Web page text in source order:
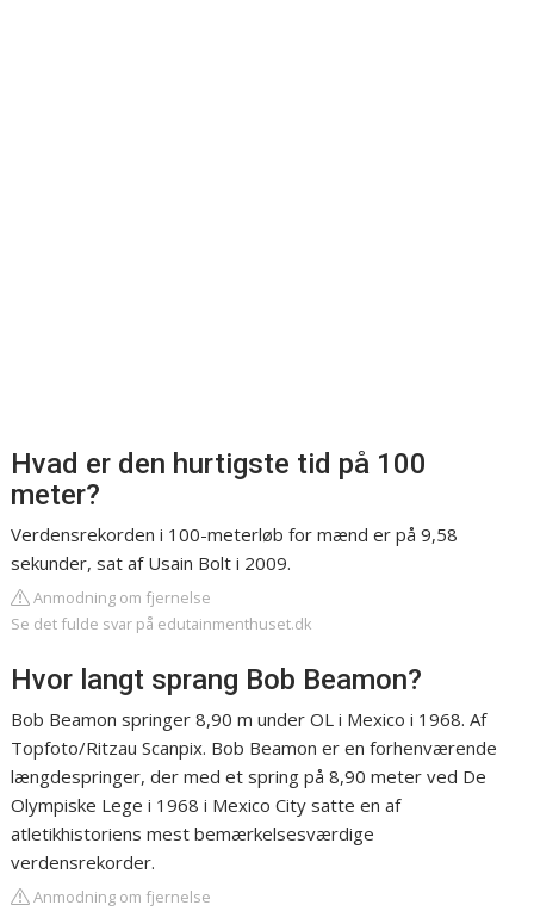
Hvad er den hurtigste tid på 100
meter?
Verdensrekorden i 100-meterløb for mænd er på 9,58
sekunder, sat af Usain Bolt i 2009.
Anmodning om fjernelse
Se det fulde svar på edutainmenthuset.dk
Hvor langt sprang Bob Beamon?
Bob Beamon springer 8,90 m under OL i Mexico i 1968. Af
Topfoto/Ritzau Scanpix. Bob Beamon er en forhenværende
længdespringer, der med et spring på 8,90 meter ved De
Olympiske Lege i 1968 i Mexico City satte en af
atletikhistoriens mest bemærkelsesværdige
verdensrekorder.
Anmodning om fjernelse